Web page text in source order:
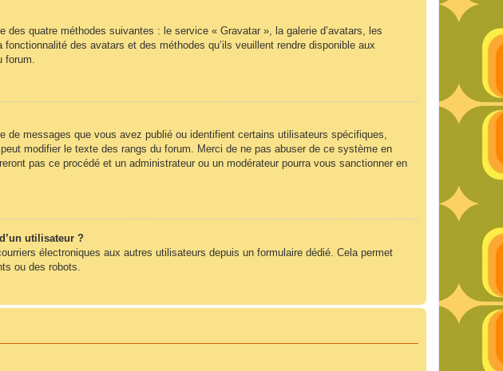
quatre méthodes suivantes : le service « Gravatar », la galerie d’avatars, les
des avatars et des méthodes qu’ils veuillent rendre disponible aux
forum.
de messages que vous avez publié ou identifient certains utilisateurs spécifiques,
modifier le texte des rangs du forum. Merci de ne pas abuser de ce système en
pas ce procédé et un administrateur ou un modérateur pourra vous sanctionner en
utilisateur ?
électroniques aux autres utilisateurs depuis un formulaire dédié. Cela permet
ou des robots.